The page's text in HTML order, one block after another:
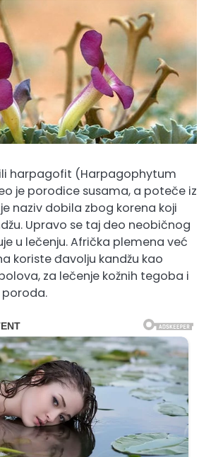
harpagofit (Harpagophytum
je porodice susama, a poteče iz
je naziv dobila zbog korena koji
Upravo se taj deo neobičnog
u lečenju. Afrička plemena već
koriste đavolju kandžu kao
za lečenje kožnih tegoba i